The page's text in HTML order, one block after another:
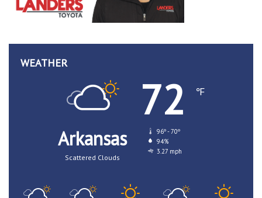
WEATHER
Arkansas
Scattered Clouds
72 ℉
96º - 70º
94%
3.27 mph